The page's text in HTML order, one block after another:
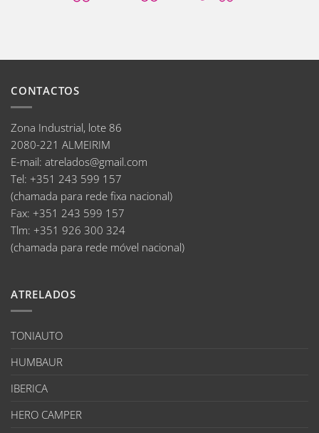
CONTACTOS
Zona Industrial, lote 86
2080-221 ALMEIRIM
E-mail: atrelados@gmail.com
Tel: +351 243 599 157
(chamada para rede fixa nacional)
Fax: +351 243 599 157
Tlm: +351 926 300 324
(chamada para rede móvel nacional)
ATRELADOS
TONIAUTO
HUMBAUR
IBERICA
HERO CAMPER